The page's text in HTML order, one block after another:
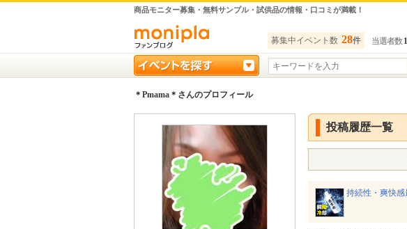
商品モニター募集・無料サンプル・試供品の情報・口コミが満載！
募集中イベント数 28件 当選者数
＊Pmama＊さんのプロフィール
投稿履歴一覧
持続性・爽快感